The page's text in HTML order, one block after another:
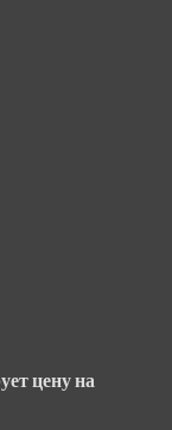
цену на